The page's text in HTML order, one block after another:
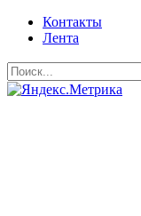
Контакты
Лента